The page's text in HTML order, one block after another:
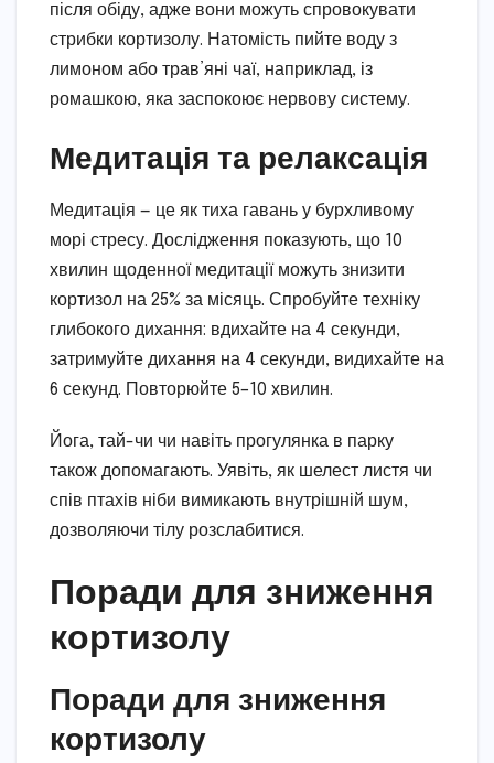
після обіду, адже вони можуть спровокувати
стрибки кортизолу. Натомість пийте воду з
лимоном або трав’яні чаї, наприклад, із
ромашкою, яка заспокоює нервову систему.
Медитація та релаксація
Медитація — це як тиха гавань у бурхливому
морі стресу. Дослідження показують, що 10
хвилин щоденної медитації можуть знизити
кортизол на 25% за місяць. Спробуйте техніку
глибокого дихання: вдихайте на 4 секунди,
затримуйте дихання на 4 секунди, видихайте на
6 секунд. Повторюйте 5–10 хвилин.
Йога, тай-чи чи навіть прогулянка в парку
також допомагають. Уявіть, як шелест листя чи
спів птахів ніби вимикають внутрішній шум,
дозволяючи тілу розслабитися.
Поради для зниження
кортизолу
Поради для зниження
кортизолу